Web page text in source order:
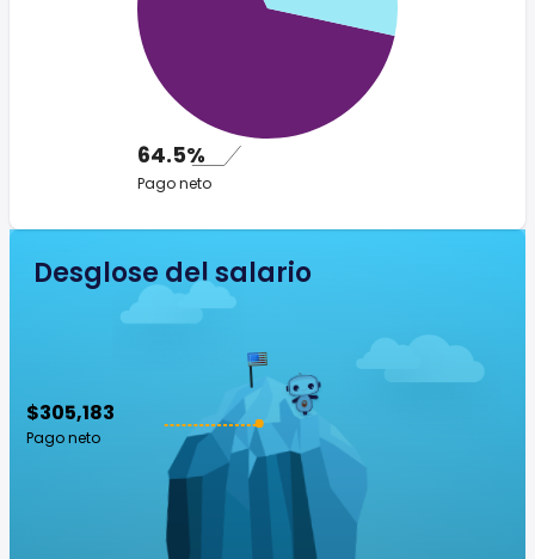
64.5%
Pago neto
Desglose del salario
$305,183
Pago neto